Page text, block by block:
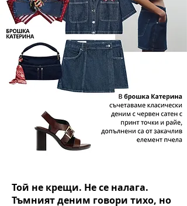
Той не крещи. Не се налага.
Тъмният деним говори тихо, но